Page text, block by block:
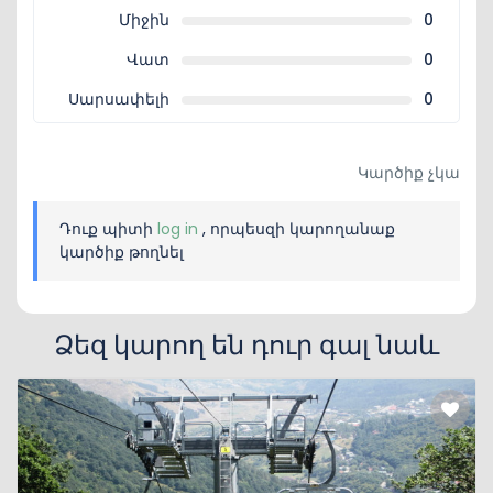
Միջին
0
Վատ
0
Սարսափելի
0
Կարծիք չկա
Դուք պիտի log in , որպեսզի կարողանաք
կարծիք թողնել
Ձեզ կարող են դուր գալ նաև